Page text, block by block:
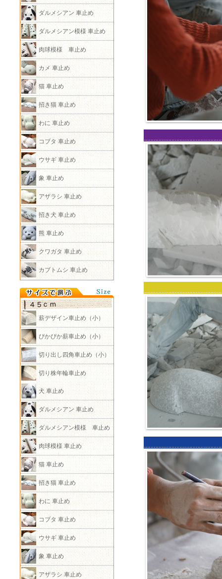
ダルメシアン 車止め
ダルメシアン模様 車止め
肉球模様 車止め
カメ 車止め
猫 車止め
招き猫 車止め
わに 車止め
コブタ 車止め
ウサギ 車止め
象 車止め
アザラシ 車止め
招き犬 車止め
熊 車止め
クワガタ 車止め
カブトムシ 車止め
薪デザイン車止め（小）
ぴかぴか薪車止め（小）
切り出し四角車止め（小）
切り株年輪車止め
犬 車止め
ダルメシアン 車止め
ダルメシアン模様 車止め
肉球模様 車止め
猫 車止め
招き猫 車止め
わに 車止め
コブタ 車止め
ウサギ 車止め
象 車止め
アザラシ 車止め